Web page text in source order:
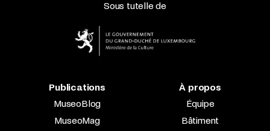
Sous tutelle de
Publications
MuseoBlog
MuseoMag
À propos
Équipe
Bâtiment